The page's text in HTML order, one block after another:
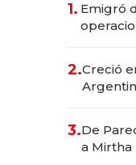
1. Emigró
2.Creció
las
3.De
a Mirtha